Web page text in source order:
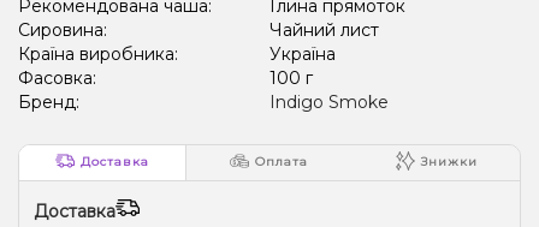
Рекомендована чаша:
Глина прямоток
Сировина:
Чайний лист
Країна виробника:
Україна
Фасовка:
100 г
Бренд:
Indigo Smoke
Доставка Оплата Знижки
Доставка